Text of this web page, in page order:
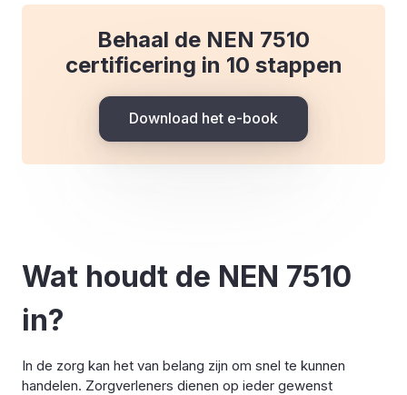
Behaal de NEN 7510
certificering in 10 stappen
Download het e-book
Wat houdt de NEN 7510
in?
In de zorg kan het van belang zijn om snel te kunnen
handelen. Zorgverleners dienen op ieder gewenst